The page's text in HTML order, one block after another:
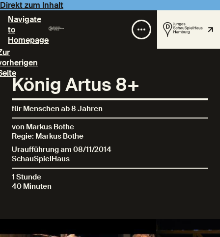
Direkt zum Inhalt
Navigate
to
Homepage
König Artus 8+
für Menschen ab 8 Jahren
von Markus Bothe
Regie: Markus Bothe
Uraufführung am 08/11/2014
SchauSpielHaus
1 Stunde
40 Minuten